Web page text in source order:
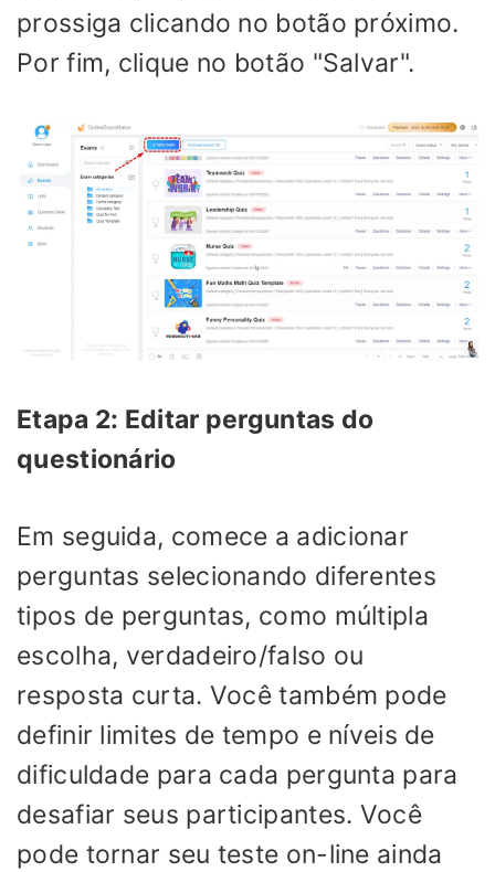
prossiga clicando no botão próximo.
Por fim, clique no botão "Salvar".
Etapa 2: Editar perguntas do
questionário
Em seguida, comece a adicionar
perguntas selecionando diferentes
tipos de perguntas, como múltipla
escolha, verdadeiro/falso ou
resposta curta. Você também pode
definir limites de tempo e níveis de
dificuldade para cada pergunta para
desafiar seus participantes. Você
pode tornar seu teste on-line ainda